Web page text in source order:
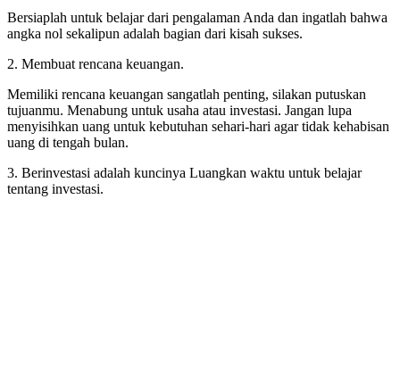
Bersiaplah untuk belajar dari pengalaman Anda dan ingatlah bahwa
angka nol sekalipun adalah bagian dari kisah sukses.
2. Membuat rencana keuangan.
Memiliki rencana keuangan sangatlah penting, silakan putuskan
tujuanmu. Menabung untuk usaha atau investasi. Jangan lupa
menyisihkan uang untuk kebutuhan sehari-hari agar tidak kehabisan
uang di tengah bulan.
3. Berinvestasi adalah kuncinya Luangkan waktu untuk belajar
tentang investasi.